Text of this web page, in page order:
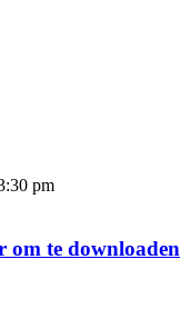
pm
om te downloaden